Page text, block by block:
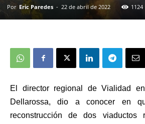
Por Eric Paredes - 22 de abril de 2022 1124
El director regional de Vialidad
Dellarossa, dio a conocer en
reconstrucción de dos viaductos